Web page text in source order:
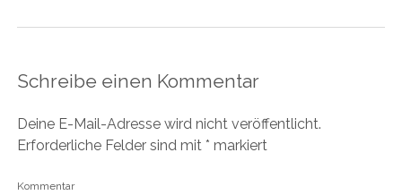
Schreibe einen Kommentar
Deine E-Mail-Adresse wird nicht veröffentlicht.
Erforderliche Felder sind mit * markiert
Kommentar